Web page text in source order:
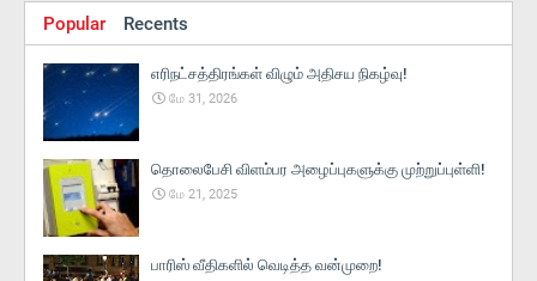
Popular Recents
எரிநட்சத்திரங்கள் விழும் அதிசய நிகழ்வு!
மே 31, 2026
தொலைபேசி விளம்பர அழைப்புகளுக்கு முற்றுப்புள்ளி!
மே 21, 2025
பாரிஸ் வீதிகளில் வெடித்த வன்முறை!